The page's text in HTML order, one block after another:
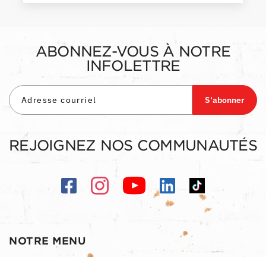
NOTRE MENU
ABONNEZ-VOUS À NOTRE
INFOLETTRE
S'abonner
REJOIGNEZ NOS COMMUNAUTÉS